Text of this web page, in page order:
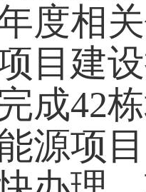
度相
建设
成42
源项